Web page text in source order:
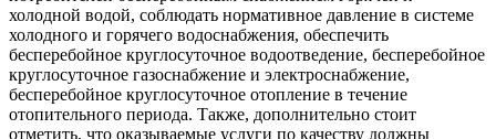
холодной водой, соблюдать нормативное давление в системе
холодного и горячего водоснабжения, обеспечить
бесперебойное круглосуточное водоотведение, бесперебойное
круглосуточное газоснабжение и электроснабжение,
бесперебойное круглосуточное отопление в течение
отопительного периода. Также, дополнительно стоит
отметить, что оказываемые услуги по качеству должны